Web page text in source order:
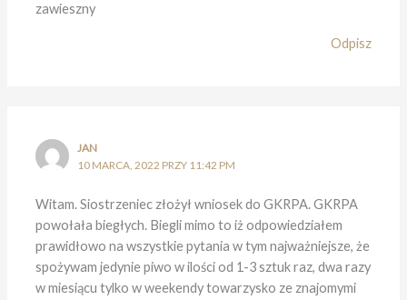
zawieszny
Odpisz
JAN
10 MARCA, 2022 PRZY 11:42 PM
Witam. Siostrzeniec złożył wniosek do GKRPA. GKRPA
powołała biegłych. Biegli mimo to iż odpowiedziałem
prawidłowo na wszystkie pytania w tym najważniejsze, że
spożywam jedynie piwo w ilości od 1-3 sztuk raz, dwa razy
w miesiącu tylko w weekendy towarzysko ze znajomymi